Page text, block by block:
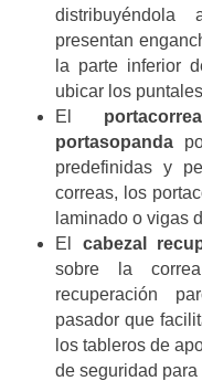
presentan
la parte inferior
ubicar los
El
portasopanda
predefinidas y
correas, los
laminado o vigas
El cabezal
sobre la
recuperación
pasador que
los tableros de
de seguridad